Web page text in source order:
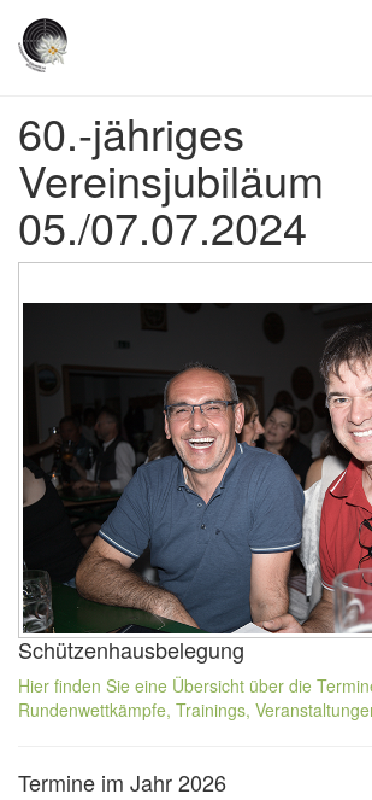
60.-jähriges
Vereinsjubiläum
05./07.07.2024
Schützenhausbelegung
Hier finden Sie eine Übersicht über die
Rundenwettkämpfe, Trainings,
Termine im Jahr 2026